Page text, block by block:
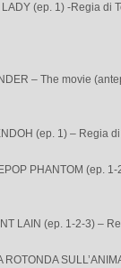
LADY (ep. 1) -Regia di
– The movie
(ep. 1) – Regia
PHANTOM (ep.
LAIN (ep. 1-2-3) –
ROTONDA